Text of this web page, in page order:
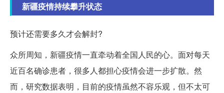
新疆疫情持续攀升状态
预计还需要多久才会解封?
众所周知，新疆疫情一直牵动着全国人民的心。面对每天
近百名确诊患者，很多人都担心疫情会进一步扩散。然
而，研究数据表明，目前的疫情虽然不容乐观，但不太可